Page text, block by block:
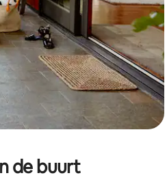
de buurt